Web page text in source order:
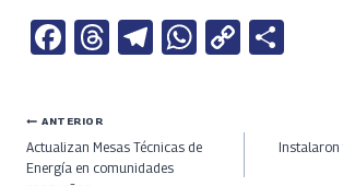
Fa
b
o
T
a
Te
a
W
s
C
Li
e
Navegación
de
ANTERIOR
Actualizan Mesas Técnicas de
Energía en comunidades